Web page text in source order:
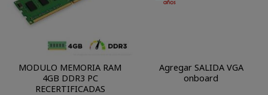
MODULO MEMORIA RAM
4GB DDR3 PC
RECERTIFICADAS
Agregar SALIDA VGA
onboard